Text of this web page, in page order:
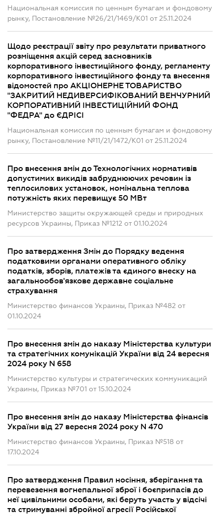
Национальная комиссия по ценным бумагам и фондовому
рынку, Постановление №26/21/1469/К01 от 25.11.2024
Щодо реєстрації звіту про результати приватного
розміщення акцій серед засновників
корпоративного інвестиційного фонду, регламенту
корпоративного інвестиційного фонду та внесення
відомостей про АКЦІОНЕРНЕ ТОВАРИСТВО
"ЗАКРИТИЙ НЕДИВЕРСИФІКОВАНИЙ ВЕНЧУРНИЙ
КОРПОРАТИВНИЙ ІНВЕСТИЦІЙНИЙ ФОНД
"ФЕДРА" до ЄДРІСІ
Национальная комиссия по ценным бумагам и фондовому
рынку, Постановление №11/21/1472/К01 от 25.11.2024
Про внесення змін до Технологічних нормативів
допустимих викидів забруднюючих речовин із
теплосилових установок, номінальна теплова
потужність яких перевищує 50 МВт
Министерство защиты окружающей среды и природных
ресурсов Украины, Приказ №1212 от 01.10.2024
Про затвердження Змін до Порядку ведення
податковими органами оперативного обліку
податків, зборів, платежів та єдиного внеску на
загальнообов'язкове державне соціальне
страхування
Министерство финансов Украины, Приказ №482 от
01.10.2024
Про внесення змін до наказу Міністерства культури
та стратегічних комунікацій України від 24 вересня
2024 року N 658
Министерство культуры и стратегических коммуникаций
Украины, Приказ №701 от 15.10.2024
Про внесення змін до наказу Міністерства фінансів
України від 27 вересня 2024 року N 470
Министерство финансов Украины, Приказ №518 от
17.10.2024
Про затвердження Правил носіння, зберігання та
перевезення вогнепальної зброї і боєприпасів до
неї цивільними особами, які беруть участь у відсічі
та стримуванні збройної агресії Російської